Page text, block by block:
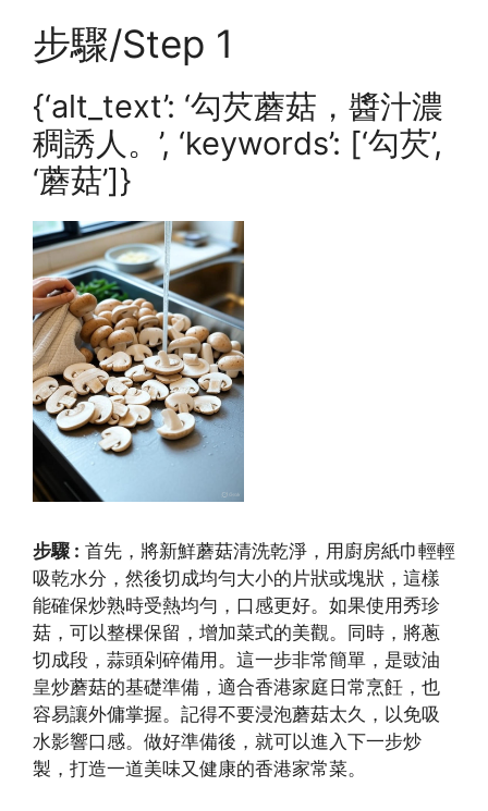
步驟/Step 1
{‘alt_text’: ‘勾芡蘑菇，醬汁濃
稠誘人。’, ‘keywords’: [‘勾芡’,
‘蘑菇’]}
步驟 : 首先，將新鮮蘑菇清洗乾淨，用廚房紙巾輕輕
吸乾水分，然後切成均勻大小的片狀或塊狀，這樣
能確保炒熟時受熱均勻，口感更好。如果使用秀珍
菇，可以整棵保留，增加菜式的美觀。同時，將蔥
切成段，蒜頭剁碎備用。這一步非常簡單，是豉油
皇炒蘑菇的基礎準備，適合香港家庭日常烹飪，也
容易讓外傭掌握。記得不要浸泡蘑菇太久，以免吸
水影響口感。做好準備後，就可以進入下一步炒
製，打造一道美味又健康的香港家常菜。